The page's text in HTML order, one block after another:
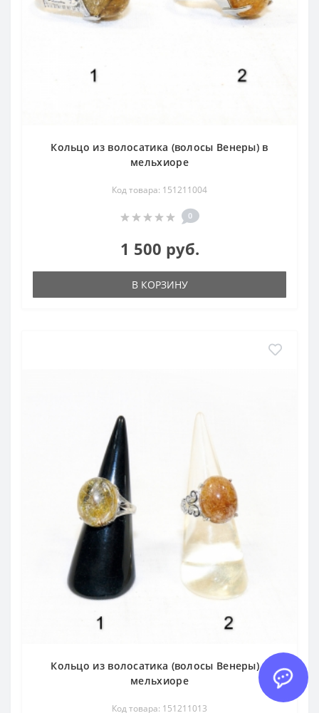
Кольцо из волосатика (волосы Венеры) в
мельхиоре
Код товара: 151211004
0
1 500 руб.
В КОРЗИНУ
Кольцо из волосатика (волосы Венеры) в
мельхиоре
Код товара: 151211013